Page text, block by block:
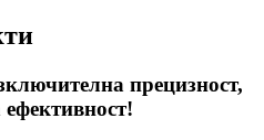
прецизност,